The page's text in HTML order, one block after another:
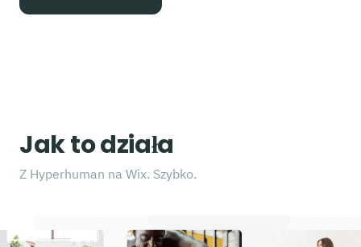
Jak to działa
Z Hyperhuman na Wix. Szybko.